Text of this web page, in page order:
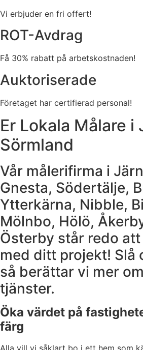
Vi erbjuder en fri offert!
ROT-Avdrag
Få 30% rabatt på arbetskostnaden!
Auktoriserade
Företaget har certifierad personal!
Er Lokala Målare i
Sörmland
Vår målerifirma i
Gnesta, Södertälje,
Ytterkärna, Nibble,
Mölnbo, Hölö,
Österby står redo
med ditt projekt! Slå
så berättar vi mer
tjänster.
Öka värdet på
färg